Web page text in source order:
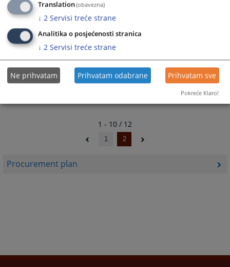
Procurement plan
dates.
dates.
09.04.2020.
Plan nabavki za 2020. godinu
20.03.2019.
Plan nabavki za 2019. godinu
23.04.2018.
Plan nabavki za 2018. godinu
1 - 10 / 12
1 2
Translation(obavezna)
↓ 2 Servisi treće strane
Analitika o posjećenosti stranica
↓ 2 Servisi treće strane
Ne prihvatam Prihvatam odabrane Prihvatam sve
Pokreće Klaro!